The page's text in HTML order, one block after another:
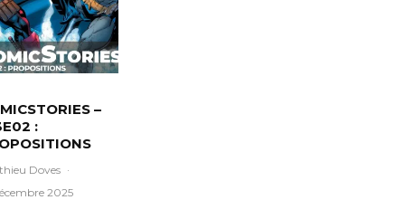
–
:
Doves ·
2025